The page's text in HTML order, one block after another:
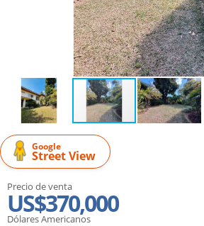
Google
Street View
Precio de venta
US$370,000
Dólares Americanos